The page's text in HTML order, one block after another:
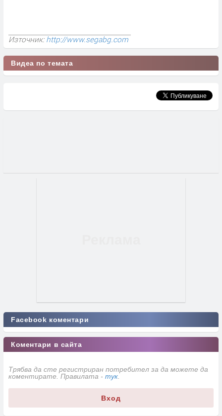
Източник:http://www.segabg.com
Видеа по темата
Facebook коментари
Коментари в сайта
Трябва да сте регистриран потребител за да можете да
коментирате. Правилата - тук
Вход